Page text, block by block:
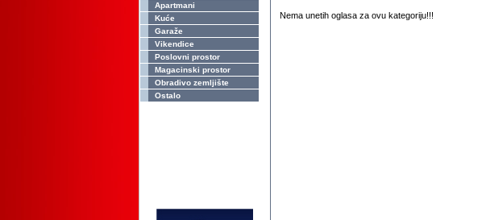
Apartmani
Kuće
Garaže
Vikendice
Poslovni prostor
Magacinski prostor
Obradivo zemljište
Ostalo
Nema unetih oglasa za ovu kategoriju!!!